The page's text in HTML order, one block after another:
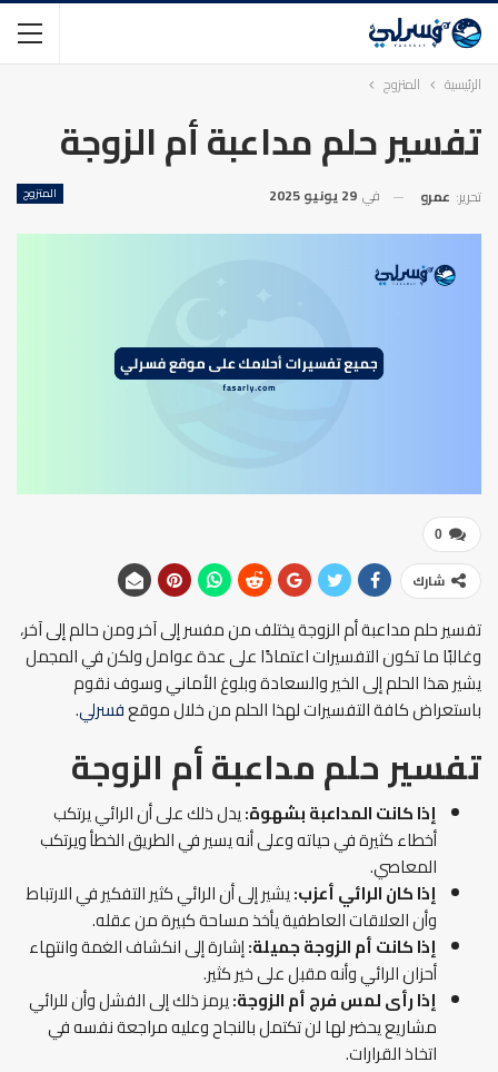
الرئيسية المتزوج
تفسير حلم مداعبة أم الزوجة
المتزوج تحرير: عمرو في 29 يونيو 2025
0
شارك
تفسير حلم مداعبة أم الزوجة يختلف من مفسر إلى آخر ومن حالم إلى آخر،
وغالبًا ما تكون التفسيرات اعتمادًا على عدة عوامل ولكن في المجمل
يشير هذا الحلم إلى الخير والسعادة وبلوغ الأماني وسوف نقوم
باستعراض كافة التفسيرات لهذا الحلم من خلال موقعفسرلي.
تفسير حلم مداعبة أم الزوجة
إذا كانت المداعبة بشهوة:يدل ذلك على أن الرائي يرتكب
أخطاء كثيرة في حياته وعلى أنه يسير في الطريق الخطأ ويرتكب
المعاصي.
إذا كان الرائي أعزب:يشير إلى أن الرائي كثير التفكير في الارتباط
وأن العلاقات العاطفية يأخذ مساحة كبيرة من عقله.
إذا كانت أم الزوجة جميلة:إشارة إلى انكشاف الغمة وانتهاء
أحزان الرائي وأنه مقبل على خير كثير.
إذا رأى لمس فرج أم الزوجة:يرمز ذلك إلى الفشل وأن للرائي
مشاريع يحضر لها لن تكتمل بالنجاح وعليه مراجعة نفسه في
اتخاذ القرارات.